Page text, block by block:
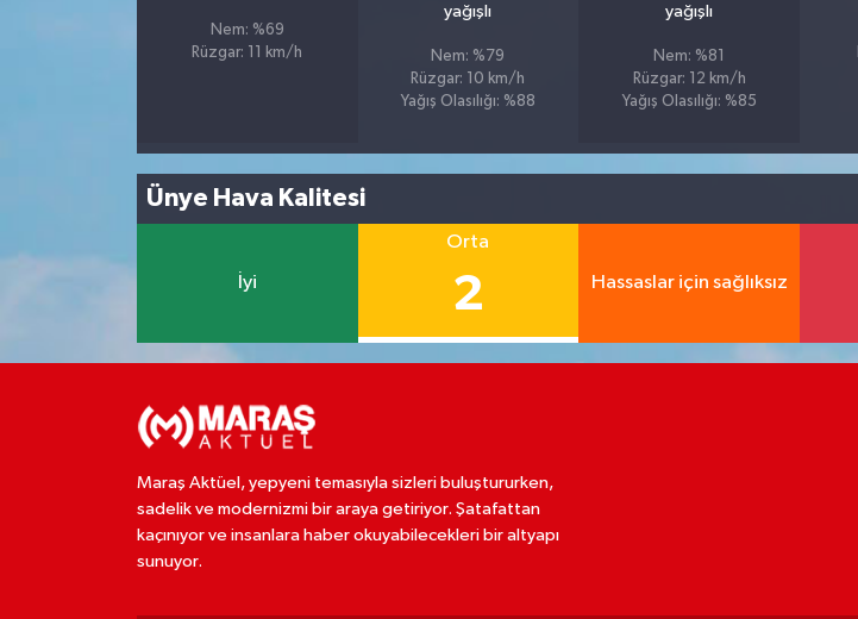
Nem: %69
Rüzgar: 11 km/h
yağışlı
Nem: %79
Rüzgar: 10 km/h
Yağış Olasılığı: %88
yağışlı
Nem: %81
Rüzgar: 12 km/h
Yağış Olasılığı: %85
Ünye Hava Kalitesi
İyi
Orta
2 Hassaslar için sağlıksız
Maraş Aktüel, yepyeni temasıyla sizleri buluştururken,
sadelik ve modernizmi bir araya getiriyor. Şatafattan
kaçınıyor ve insanlara haber okuyabilecekleri bir altyapı
sunuyor.